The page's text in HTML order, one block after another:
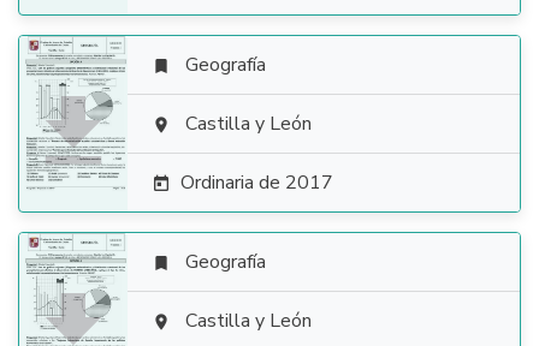

 Geografía
 Castilla y León
 Ordinaria de 2017
 Geografía
 Castilla y León